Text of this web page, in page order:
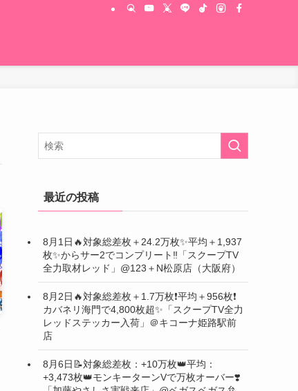
最近の投稿
8月1日🔥対象総差枚＋24.2万枚✨平均＋1,937
枚✨からサー2でコンプリート‼️「スクープTV
全力取材レッド」@123＋N松原店（大阪府）
8月2日🔥対象総差枚＋1.7万枚❗️平均＋956枚❗️
カバネリ海門で4,800枚超✨「スクープTV全力
レッドステッカー入荷」＠キコーナ姫路駅前
店
8月6日📝対象総差枚：+10万枚👑平均：
+3,473枚👑モンキーターンVで万枚オーバー❣️